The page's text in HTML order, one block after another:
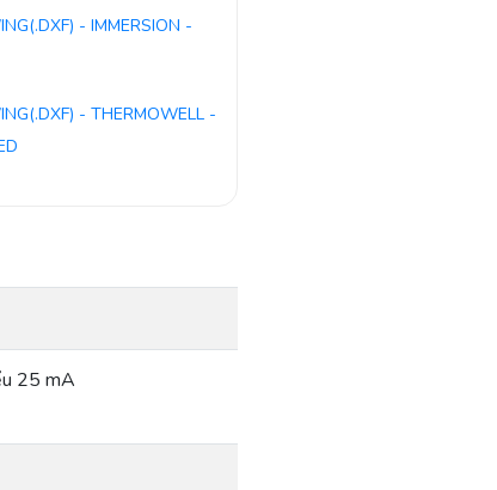
- IMMERSION -
- THERMOWELL -
25 mA